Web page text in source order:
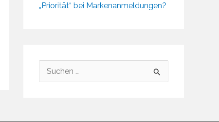
„Priorität“ bei Markenanmeldungen?
u